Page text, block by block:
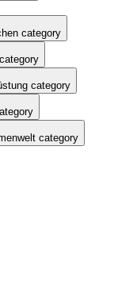
category
category
category